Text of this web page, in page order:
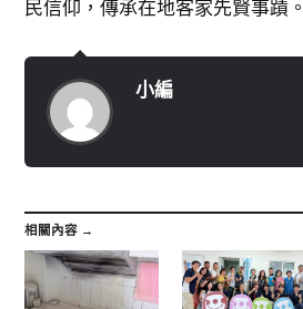
民信仰，傳承在地客家先賢事蹟。
小編
相關內容 →